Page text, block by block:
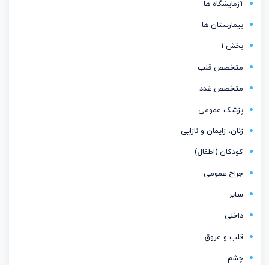
آزمایشگاه ها
بیمارستان ها
بخش 1
متخصص قلب
متخصص غدد
پزشک عمومی
زنان، زایمان و نازایی
کودکان (اطفال)
جراح عمومی
سایر
داخلی
قلب و عروق
چشم